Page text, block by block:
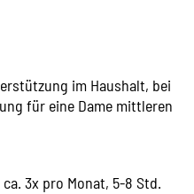
im Haushalt, bei
für eine Dame mittleren
3x pro Monat, 5-8 Std.